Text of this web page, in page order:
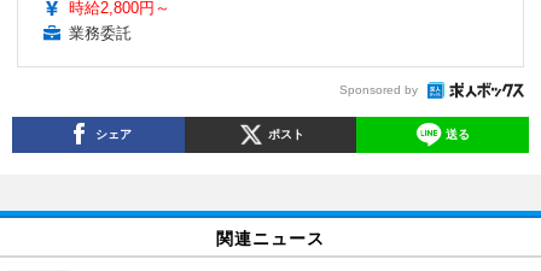
時給2,800円～
業務委託
Sponsored by
シェア ポスト 送る
関連ニュース